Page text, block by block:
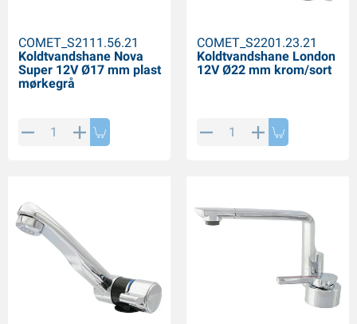
COMET_S2111.56.21
Koldtvandshane Nova
Super 12V Ø17 mm plast
mørkegrå
COMET_S2201.23.21
Koldtvandshane London
12V Ø22 mm krom/sort